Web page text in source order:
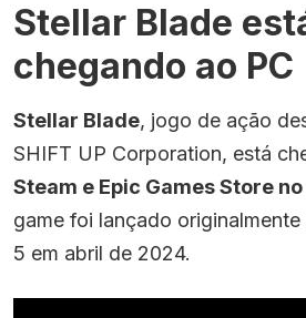
Stellar Blade
chegando ao PC
Stellar Blade, jogo de ação
SHIFT UP Corporation, está
Steam e Epic Games Store no
game foi lançado
5 em abril de 2024.